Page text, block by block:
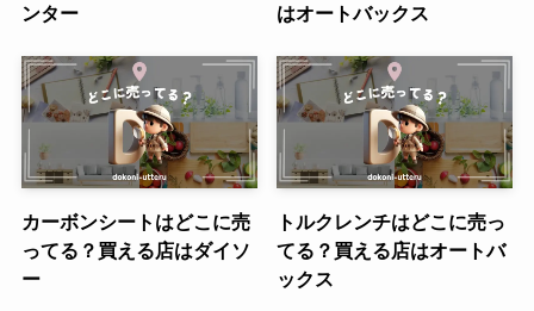
ンター
はオートバックス
カーボンシートはどこに売
ってる？買える店はダイソ
ー
トルクレンチはどこに売っ
てる？買える店はオートバ
ックス